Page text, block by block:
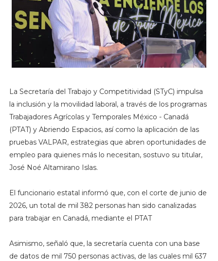
La Secretaría del Trabajo y Competitividad (STyC) impulsa
la inclusión y la movilidad laboral, a través de los programas
Trabajadores Agrícolas y Temporales México - Canadá
(PTAT) y Abriendo Espacios, así como la aplicación de las
pruebas VALPAR, estrategias que abren oportunidades de
empleo para quienes más lo necesitan, sostuvo su titular,
José Noé Altamirano Islas.
El funcionario estatal informó que, con el corte de junio de
2026, un total de mil 382 personas han sido canalizadas
para trabajar en Canadá, mediante el PTAT
Asimismo, señaló que, la secretaría cuenta con una base
de datos de mil 750 personas activas, de las cuales mil 637